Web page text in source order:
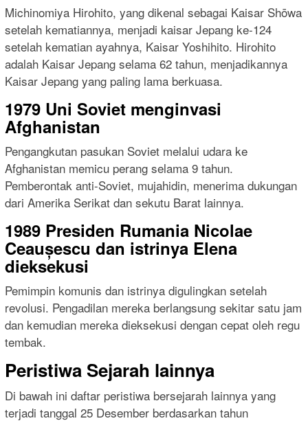
Michinomiya Hirohito, yang dikenal sebagai Kaisar Shōwa
setelah kematiannya, menjadi kaisar Jepang ke-124
setelah kematian ayahnya, Kaisar Yoshihito. Hirohito
adalah Kaisar Jepang selama 62 tahun, menjadikannya
Kaisar Jepang yang paling lama berkuasa.
1979 Uni Soviet menginvasi
Afghanistan
Pengangkutan pasukan Soviet melalui udara ke
Afghanistan memicu perang selama 9 tahun.
Pemberontak anti-Soviet, mujahidin, menerima dukungan
dari Amerika Serikat dan sekutu Barat lainnya.
1989 Presiden Rumania Nicolae
Ceaușescu dan istrinya Elena
dieksekusi
Pemimpin komunis dan istrinya digulingkan setelah
revolusi. Pengadilan mereka berlangsung sekitar satu jam
dan kemudian mereka dieksekusi dengan cepat oleh regu
tembak.
Peristiwa Sejarah lainnya
Di bawah ini daftar peristiwa bersejarah lainnya yang
terjadi tanggal 25 Desember berdasarkan tahun